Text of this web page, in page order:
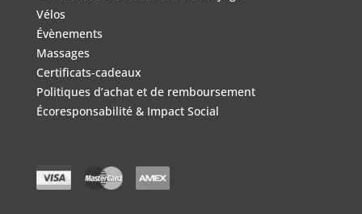
Vélos
Évènements
Massages
Certificats-cadeaux
Politiques d’achat et de remboursement
Écoresponsabilité & Impact Social